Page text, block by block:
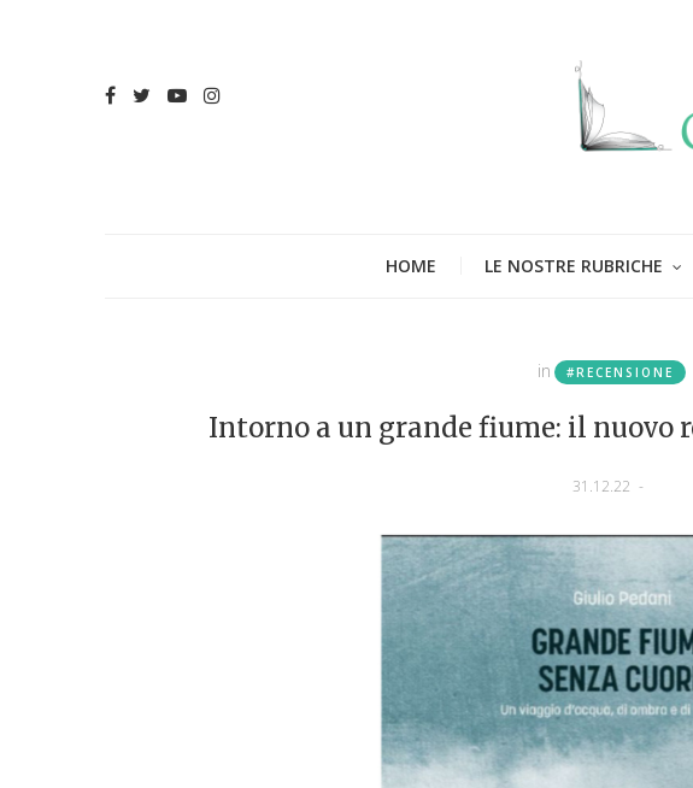
HOME LE NOSTRE RUBRICHE
in #RECENSIONE
Intorno a un grande fiume: il nuovo
31.12.22 -